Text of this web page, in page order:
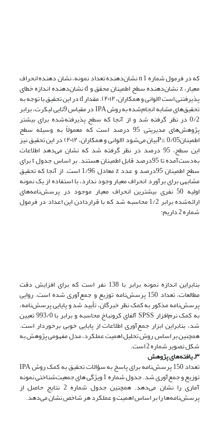
که در فرمول شماره 1 n نشان‌دهنده تعداد نمونه، نشان دهنده انحراف
معیار، z نشان‌دهنده سطح اطمینان محقق و d نشان‌دهنده اندازه خطای
پذیرفتنی است (الوانی و همکاران، ۲۰۱۲). مقدار d در این تحقیق با توجه به
تحقیق‌های مشابه انجام‌شده به روش IPA در مقیاس 9تایی لیکرت، برابر
0/2 در نظر گرفته شد و از آنجا که سطح پذیرفته‌شده برای بیشتر
پژوهش‌های مدیریتی 95 درصد است که معمولاً به وسیله سطح
اطمینان0/05 ≥‌Pبیان می‌شود (الوانی و همکاران، ۲۰۱۲) در این تحقیق نیز
این سطح، 95 درصد در نظر گرفته شد که نشان می‌دهد اطلاعات
به‌دست‌آمده تا 95درصد قابل اطمینان هستند. بر اساس جدول t برای
سطح اطمینان 95درصد و عدد z معادل 1/96 است. از آنجا که تحقیق
مشابهی برای برآورد انحراف معیار وجود ندارد، با استفاده از یک نمونه
اولیه 50 نفری بیشترین انحراف معیار موجود در پرسش‌نامه‌های
ارائه‌شده برابر 1/2 محاسبه شد که با قراردادن این اعداد در فرمول
شماره 2 داریم:
بنابراین اندازه نمونه برابر با 138 نفر است که برای افزایش دقت
مطالعات، تعداد 150 پرسش‌نامه توزیع و جمع‌آوری شده است. روایی
پرسش‌نامه مذکور به کمک نظر خبرگان، تأیید شد و پایایی پرسش‌نامه،
به کمک نرم‌افزار SPSS آلفای کرونباخ محاسبه و برابر با 993/0 تعیین
شد، بنابراین ابزار جمع‌آوری اطلاعات از پایایی خوبی برخوردار است.
همچنین بر اساس روش تحلیل اهمیت عملکرد، مدل مفهومی پژوهش به
شکل تصویر شماره 2 است.
۳ـ یافته‌های پژوهش
تعداد 150 پرسش‌نامه برای پاسخ به سؤالات تحقیق به کمک روش IPA
توزیع و جمع‌آوری شد. جدول شماره 1 ویژگی های جمعیت‌شناختی نمونه
آماری را نشان می‌دهد. همچنین جدول شماره 2 نتایج حاصل از
پرسش‌نامه‌ها را بر اساس اهمیت و عملکرد هر شاخص نشان می‌دهد.